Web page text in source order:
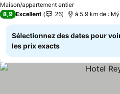
Maison/appartement entier
8,9 Excellent 26 à 5.9 km de :
Sélectionnez des dates pour
les prix exacts